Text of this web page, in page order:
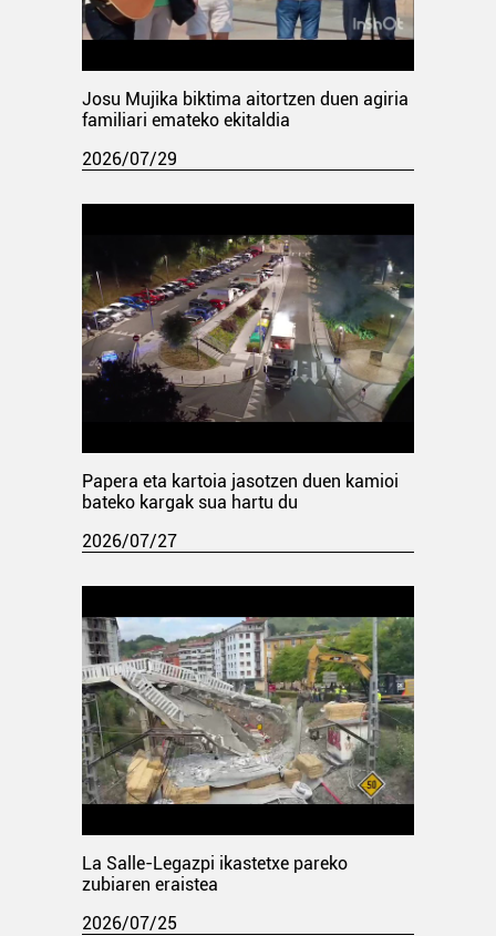
Josu Mujika biktima aitortzen duen agiria
familiari emateko ekitaldia
2026/07/29
Papera eta kartoia jasotzen duen kamioi
bateko kargak sua hartu du
2026/07/27
La Salle-Legazpi ikastetxe pareko
zubiaren eraistea
2026/07/25